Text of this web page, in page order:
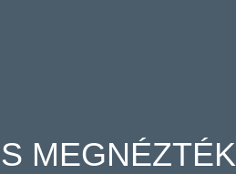
MEGNÉZTÉK